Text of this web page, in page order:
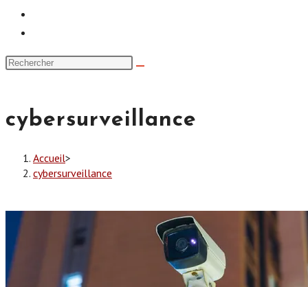
cybersurveillance
Accueil>
cybersurveillance